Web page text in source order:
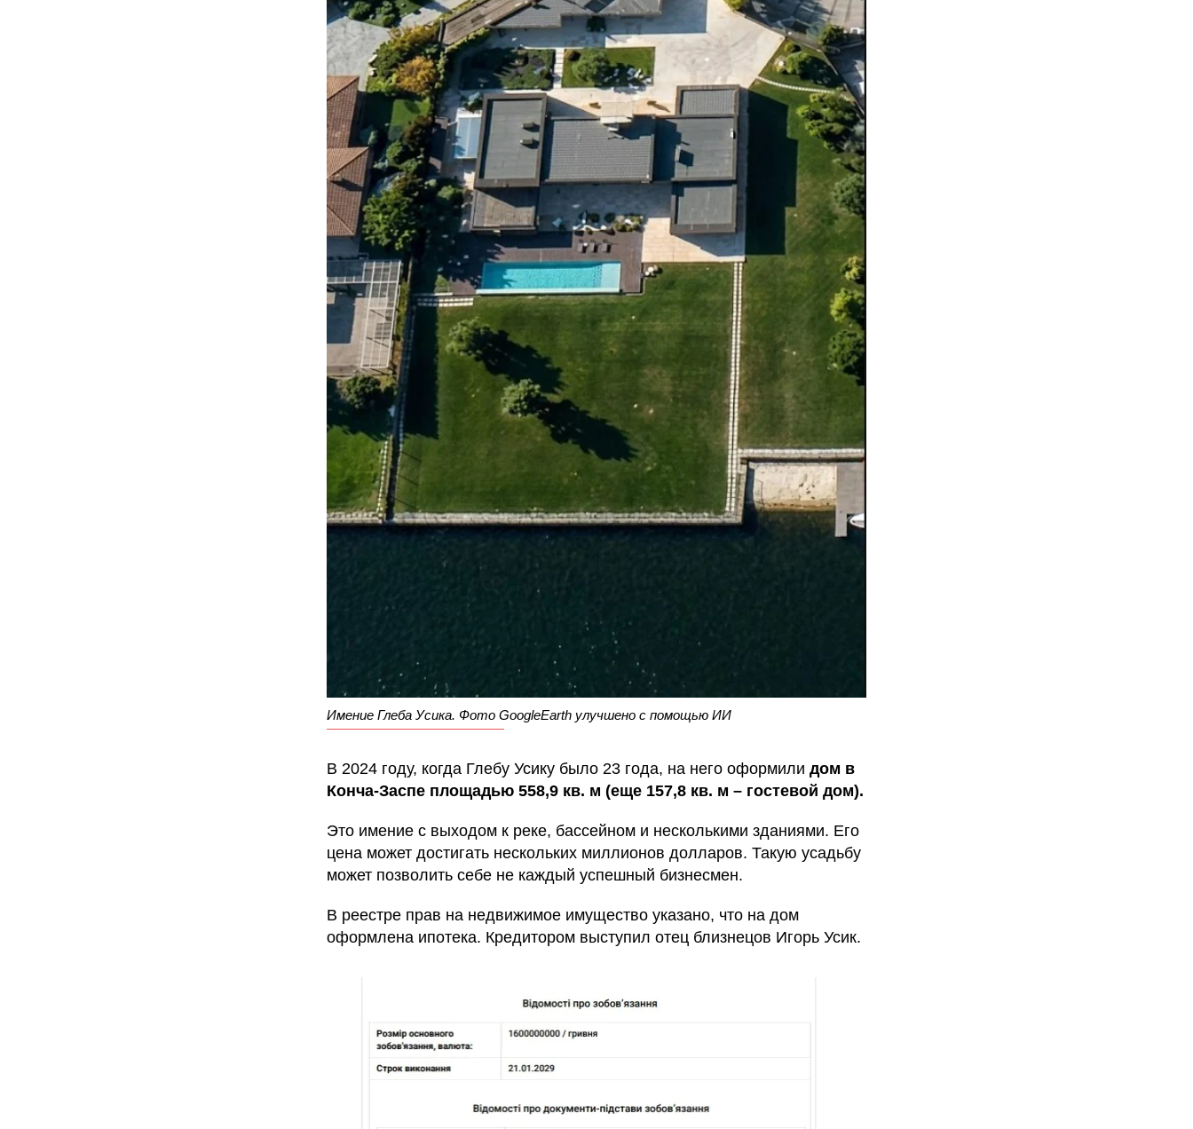
Имение Глеба Усика. Фото GoogleEarth улучшено с помощью ИИ
В 2024 году, когда Глебу Усику было 23 года, на него оформили дом в
Конча-Заспе площадью 558,9 кв. м (еще 157,8 кв. м – гостевой дом).
Это имение с выходом к реке, бассейном и несколькими зданиями. Его
цена может достигать нескольких миллионов долларов. Такую усадьбу
может позволить себе не каждый успешный бизнесмен.
В реестре прав на недвижимое имущество указано, что на дом
оформлена ипотека. Кредитором выступил отец близнецов Игорь Усик.